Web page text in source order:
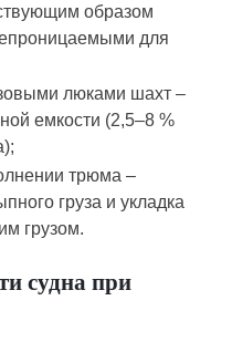
образом
для
люками шахт –
емкости (2,5–8 %
трюма –
груза и укладка
грузом.
судна при